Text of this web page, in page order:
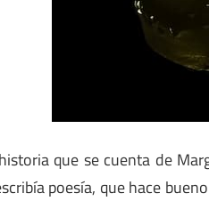
que se cuenta de
poesía, que hace